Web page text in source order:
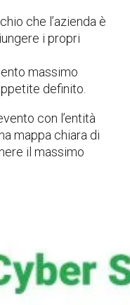
che l’azienda è
i propri
ento massimo
definito.
con l’entità
mappa chiara di
il massimo